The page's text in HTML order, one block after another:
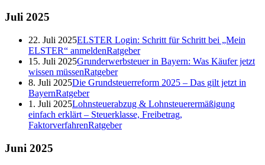
Juli 2025
22. Juli 2025ELSTER Login: Schritt für Schritt bei „Mein
ELSTER“ anmeldenRatgeber
15. Juli 2025Grunderwerbsteuer in Bayern: Was Käufer jetzt
wissen müssenRatgeber
8. Juli 2025Die Grundsteuerreform 2025 – Das gilt jetzt in
BayernRatgeber
1. Juli 2025Lohnsteuerabzug & Lohnsteuerermäßigung
einfach erklärt – Steuerklasse, Freibetrag,
FaktorverfahrenRatgeber
Juni 2025